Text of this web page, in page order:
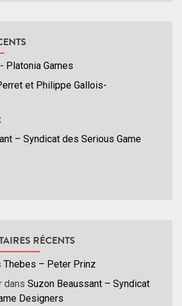
Platonia Games
et Philippe Gallois-
– Syndicat des Serious Game
RÉCENTS
Thebes – Peter Prinz
dans Suzon Beaussant – Syndicat
Designers